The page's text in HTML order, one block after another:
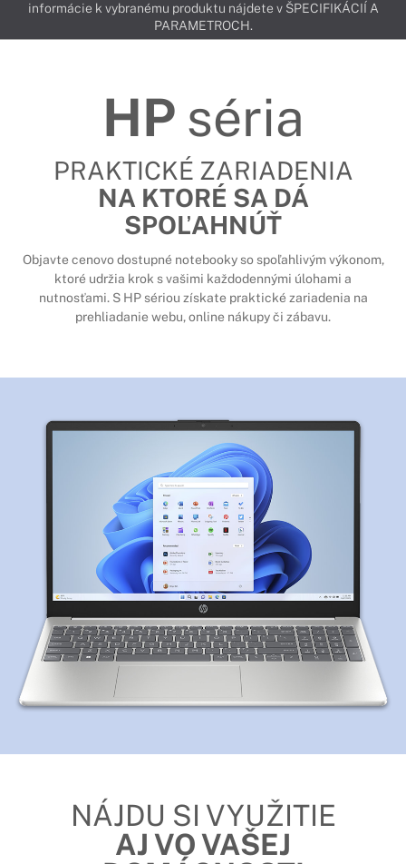
informácie k vybranému produktu nájdete v ŠPECIFIKÁCIÍ A
PARAMETROCH.
HP séria
PRAKTICKÉ ZARIADENIA
NA KTORÉ SA DÁ
SPOĽAHNÚŤ
Objavte cenovo dostupné notebooky so spoľahlivým výkonom,
ktoré udržia krok s vašimi každodennými úlohami a
nutnosťami. S HP sériou získate praktické zariadenia na
prehliadanie webu, online nákupy či zábavu.
NÁJDU SI VYUŽITIE
AJ VO VAŠEJ